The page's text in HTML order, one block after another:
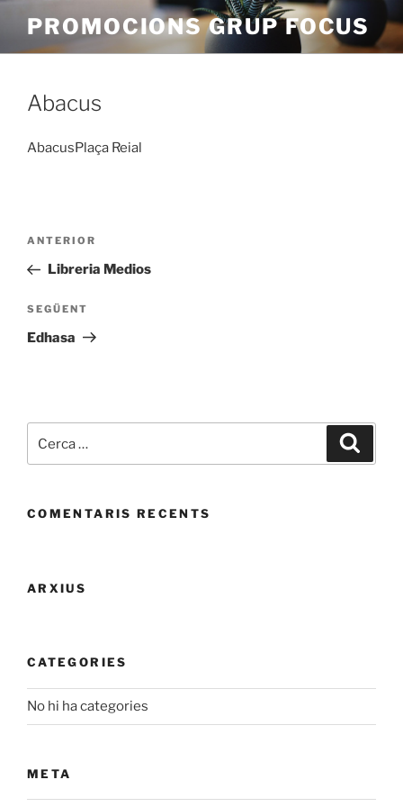
contingut
PROMOCIONS GRUP FOCUS
Abacus
AbacusPlaça Reial
Navegació
Entrada
anterior
ANTERIOR
Libreria Medios
Entrada
següent
SEGÜENT
Edhasa
COMENTARIS RECENTS
ARXIUS
CATEGORIES
No hi ha categories
META